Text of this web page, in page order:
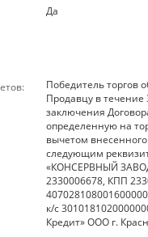
Да
Победитель торгов
Продавцу в течение
заключения
определенную на
вычетом
следующим
«КОНСЕРВНЫЙ
2330006678, КПП
к/с
Кредит» ООО г.